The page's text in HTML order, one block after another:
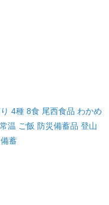
4種 8食 尾西食品 わかめ
温 ご飯 防災備蓄品 登山
蓄